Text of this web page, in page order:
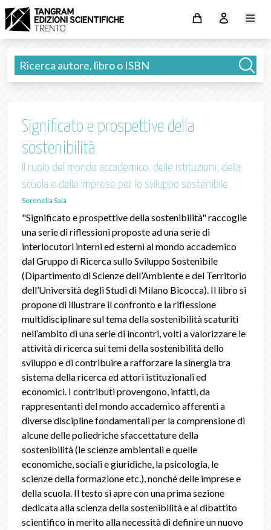
Significato e prospettive della
sostenibilità
Il ruolo del mondo accademico, delle istituzioni, della
scuola e delle imprese per lo sviluppo sostenibile
Serenella Sala
"Significato e prospettive della sostenibilità" raccoglie
una serie di riflessioni proposte ad una serie di
interlocutori interni ed esterni al mondo accademico
dal Gruppo di Ricerca sullo Sviluppo Sostenibile
(Dipartimento di Scienze dell’Ambiente e del Territorio
dell’Università degli Studi di Milano Bicocca). Il libro si
propone di illustrare il confronto e la riflessione
multidisciplinare sul tema della sostenibilità scaturiti
nell’ambito di una serie di incontri, volti a valorizzare le
attività di ricerca sui temi della sostenibilità dello
sviluppo e di contribuire a rafforzare la sinergia tra
sistema della ricerca ed attori istituzionali ed
economici. I contributi provengono, infatti, da
rappresentanti del mondo accademico afferenti a
diverse discipline fondamentali per la comprensione di
alcune delle poliedriche sfaccettature della
sostenibilità (le scienze ambientali e quelle
economiche, sociali e giuridiche, la psicologia, le
scienze della formazione etc.), nonché delle imprese e
della scuola. Il testo si apre con una prima sezione
dedicata alla scienza della sostenibilità e al dibattito
scientifico in merito alla necessità di definire un nuovo